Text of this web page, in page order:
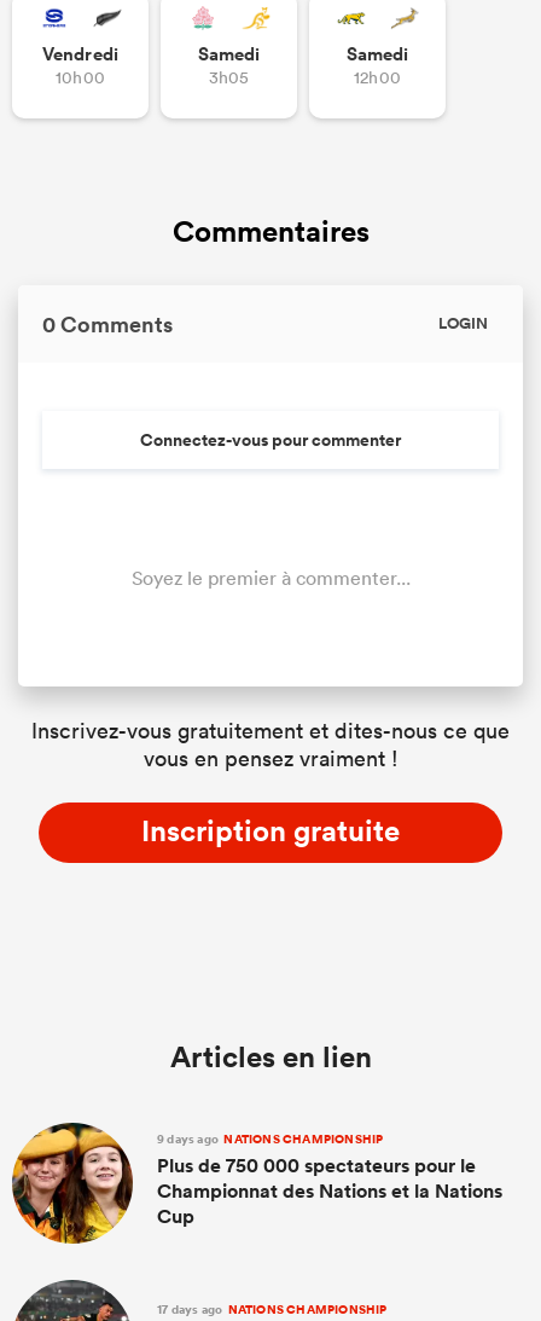
Vendredi
10h00
Samedi
3h05
Samedi
12h00
Commentaires
0 Comments LOGIN
Connectez-vous pour commenter
Soyez le premier à commenter...
Inscrivez-vous gratuitement et dites-nous ce que
vous en pensez vraiment !
Inscription gratuite
Articles en lien
9 days ago NATIONS CHAMPIONSHIP
Plus de 750 000 spectateurs pour le
Championnat des Nations et la Nations
Cup
17 days ago NATIONS CHAMPIONSHIP